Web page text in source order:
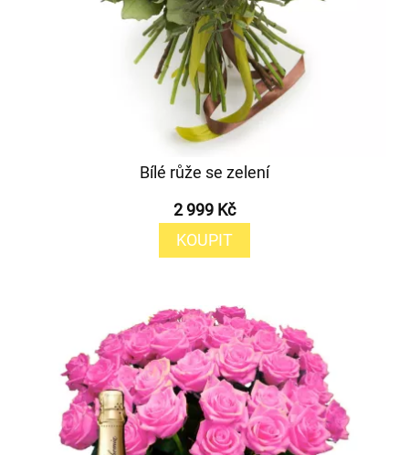
Bílé růže se zelení
2 999 Kč
KOUPIT